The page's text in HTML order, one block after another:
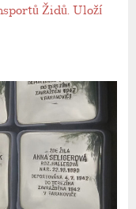
Židů. Uloží